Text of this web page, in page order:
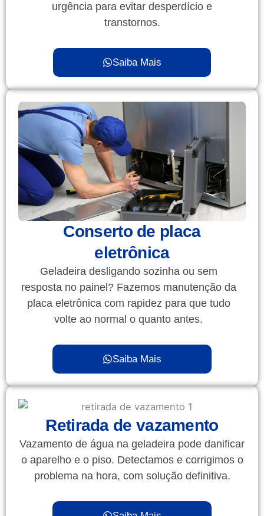
urgência para evitar desperdício e
transtornos.
Saiba Mais
Conserto de placa
eletrônica
Geladeira desligando sozinha ou sem
resposta no painel? Fazemos manutenção da
placa eletrônica com rapidez para que tudo
volte ao normal o quanto antes.
Saiba Mais
Retirada de vazamento
Vazamento de água na geladeira pode danificar
o aparelho e o piso. Detectamos e corrigimos o
problema na hora, com solução definitiva.